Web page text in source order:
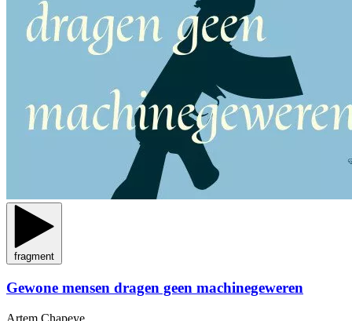
fragment
Gewone mensen dragen geen machinegeweren
Artem Chapeye